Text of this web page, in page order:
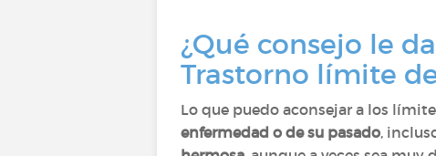
¿Qué consejo le
Trastorno límite
Lo que puedo aconsejar a los
enfermedad o de su pasado,